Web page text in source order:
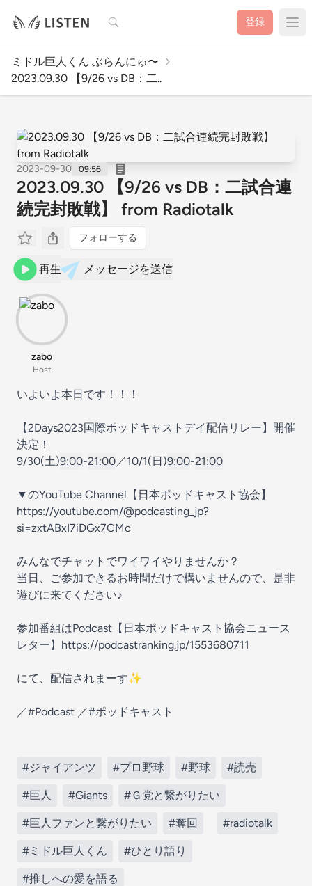
検索 登録
ミドル巨人くん ぶらんにゅ〜
2023.09.30 【9/26 vs DB：二..
2023-09-30 09:56
2023.09.30 【9/26 vs DB：二試合連
続完封敗戦】 from Radiotalk
フォローする
再生 メッセージを送信
zabo
Host
いよいよ本日です！！！
【2Days2023国際ポッドキャストデイ配信リレー】開催
決定！
9/30(土)9:00-21:00／10/1(日)9:00-21:00
▼のYouTube Channel【日本ポッドキャスト協会】
https://youtube.com/@podcasting_jp?
si=zxtABxI7iDGx7CMc
みんなでチャットでワイワイやりませんか？
当日、ご参加できるお時間だけで構いませんので、是非
遊びに来てください♪
参加番組はPodcast【日本ポッドキャスト協会ニュース
レター】https://podcastranking.jp/1553680711
にて、配信されまーす✨
／#Podcast ／#ポッドキャスト
#ジャイアンツ #プロ野球 #野球 #読売
#巨人 #Giants #Ｇ党と繋がりたい
#巨人ファンと繋がりたい #奪回 #radiotalk
#ミドル巨人くん #ひとり語り
#推しへの愛を語る